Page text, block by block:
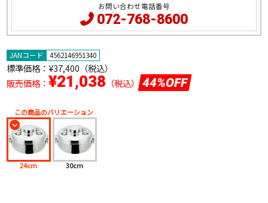
JANコード 4562146951340
標準価格： ¥37,400（税込）
販売価格： ¥21,038 （税込） 44%OFF
この商品のバリエーション
24cm 30cm
お問い合わせ電話番号
072-768-8600